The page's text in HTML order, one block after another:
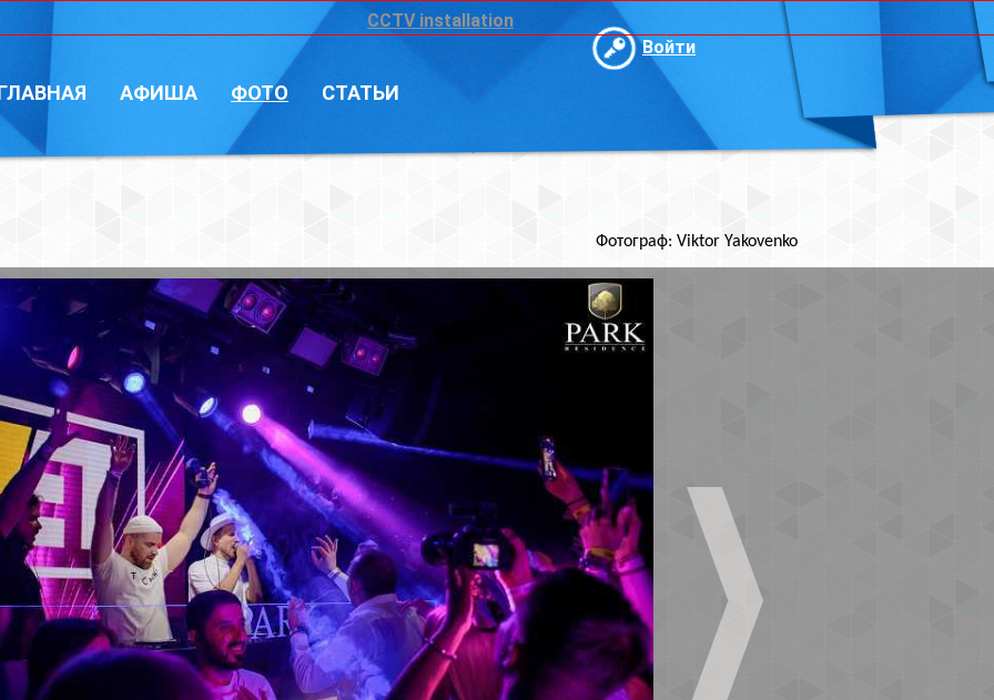
CCTV installation
Войти
ФОТО СТАТЬИ
Фотограф: Viktor Yakovenko